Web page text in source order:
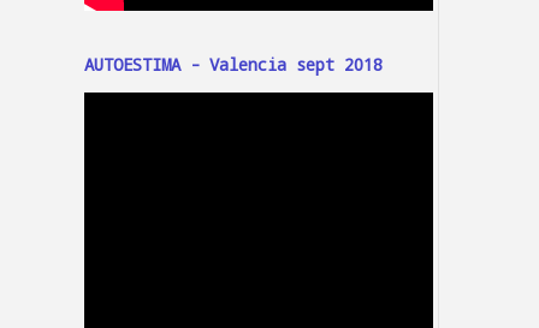
AUTOESTIMA - Valencia sept 2018